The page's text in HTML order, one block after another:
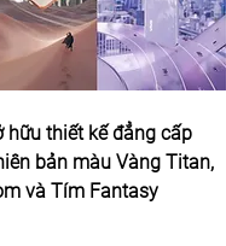
hữu thiết kế đẳng cấp
bản màu Vàng Titan,
và Tím Fantasy